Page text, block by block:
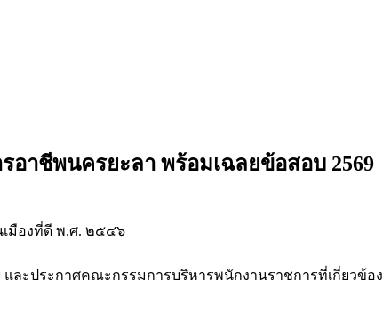
อาชีพนครยะลา พร้อมเฉลยข้อสอบ 2569
มืองที่ดี พ.ศ. ๒๕๔๖
ละประกาศคณะกรรมการบริหารพนักงานราชการที่เกี่ยวข้อง